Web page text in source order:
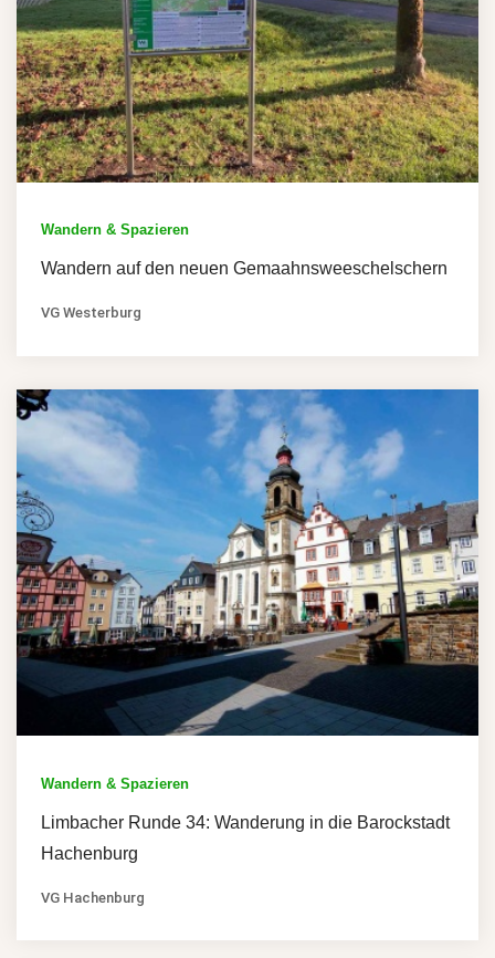
Wandern & Spazieren
Wandern auf den neuen Gemaahnsweeschelschern
VG Westerburg
Wandern & Spazieren
Limbacher Runde 34: Wanderung in die Barockstadt
Hachenburg
VG Hachenburg